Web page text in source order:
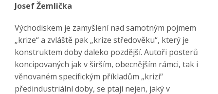
Josef Žemlička
Východiskem je zamyšlení nad samotným pojmem
„krize“ a zvláště pak „krize středověku“, který je
konstruktem doby daleko pozdější. Autoři posterů
koncipovaných jak v širším, obecnějším rámci, tak i
věnovaném specifickým příkladům „krizí“
předindustriální doby, se ptají nejen, jaký v